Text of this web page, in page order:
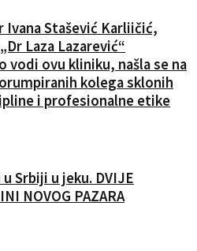
Ivana Stašević Karliičić,
Laza Lazarević“
vodi ovu kliniku, našla se na
kolega sklonih
i profesionalne etike
Srbiji u jeku. DVIJE
NOVOG PAZARA